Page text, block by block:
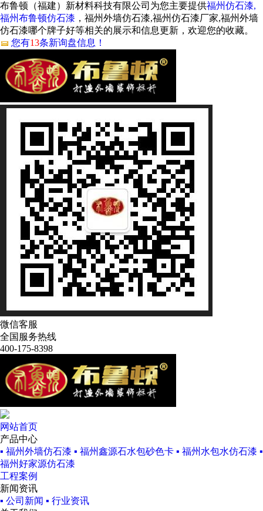
布鲁顿（福建）新材料科技有限公司为您主要提供福州仿石漆,
福州布鲁顿仿石漆 ，福州外墙仿石漆,福州仿石漆厂家,福州外墙
仿石漆哪个牌子好等相关的展示和信息更新，欢迎您的收藏。
您有13条新询盘信息！
微信客服
全国服务热线
400-175-8398
网站首页
产品中心
▪ 福州外墙仿石漆 ▪ 福州鑫源石水包砂色卡 ▪ 福州水包水仿石漆 ▪
福州好家源仿石漆
工程案例
新闻资讯
▪ 公司新闻 ▪ 行业资讯